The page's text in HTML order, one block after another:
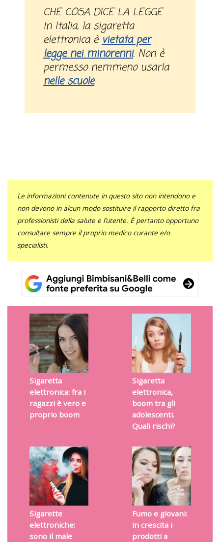
CHE COSA DICE LA LEGGE
In Italia, la sigaretta
elettronica èvietata per
legge nei minorenni. Non è
permesso nemmeno usarla
nelle scuole.
Le informazioni contenute in questo sito non intendono e
non devono in alcun modo sostituire il rapporto diretto fra
professionisti della salute e l’utente. È pertanto opportuno
consultare sempre il proprio medico curante e/o
specialisti.
Sigaretta
elettronica: fra i
ragazzi è vero e
proprio boom
Sigaretta
elettronica,
boom tra gli
adolescenti.
Quali rischi?
Sigarette
elettroniche:
sono il male
Fumo e giovani:
in crescita i
prodotti a